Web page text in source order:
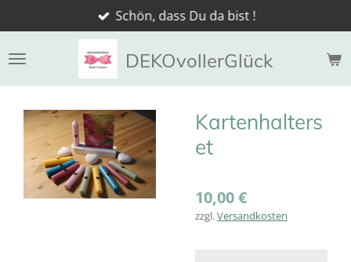
Hauptinhalt
springen
DEKOvollerGlück
Schön, dass Du da bist !
Kartenhalters
et
10,00 €
zzgl.Versandkosten